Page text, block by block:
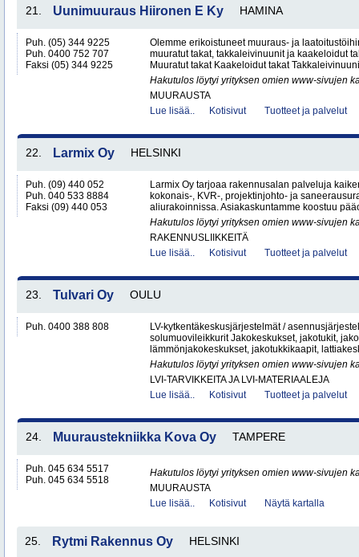
21. Uunimuuraus Hiironen E Ky HAMINA
Puh. (05) 344 9225
Puh. 0400 752 707
Faksi (05) 344 9225
Olemme erikoistuneet muuraus- ja
muuratut takat, takkaleivinuunit ja kaakeloidut
Muuratut takat Kaakeloidut takat
Hakutulos löytyi yrityksen omien www-sivujen
MUURAUSTA
Lue lisää..
Kotisivut Tuotteet ja palvelut
22. Larmix Oy HELSINKI
Puh. (09) 440 052
Puh. 040 533 8884
Faksi (09) 440 053
Larmix Oy tarjoaa rakennusalan palveluja
kokonais-, KVR-, projektinjohto- ja
aliurakoinnissa. Asiakaskuntamme koostuu
Hakutulos löytyi yrityksen omien www-sivujen
RAKENNUSLIIKKEITÄ
Lue lisää..
Kotisivut Tuotteet ja palvelut
23. Tulvari Oy OULU
Puh. 0400 388 808
LV-kytkentäkeskusjärjestelmät /
solumuovileikkurit Jakokeskukset, jakotukit,
lämmönjakokeskukset, jakotukkikaapit,
Hakutulos löytyi yrityksen omien www-sivujen
LVI-TARVIKKEITA JA LVI-MATERIAALEJA
Lue lisää..
Kotisivut Tuotteet ja palvelut
24. Muuraustekniikka Kova Oy TAMPERE
Puh. 045 634 5517
Puh. 045 634 5518
Hakutulos löytyi yrityksen omien www-sivujen
MUURAUSTA
Lue lisää..
Kotisivut Näytä kartalla
25. Rytmi Rakennus Oy HELSINKI